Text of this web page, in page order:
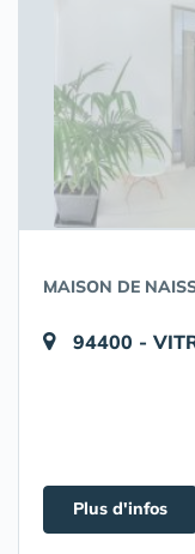
MAISON DE
94400 -
Plus d'infos